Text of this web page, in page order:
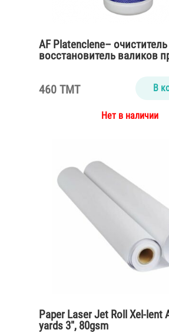
AF Platenclene– очиститель
восстановитель валиков
460 TMT В
Нет в наличии
Paper Laser Jet Roll Xel-lent
yards 3″, 80gsm